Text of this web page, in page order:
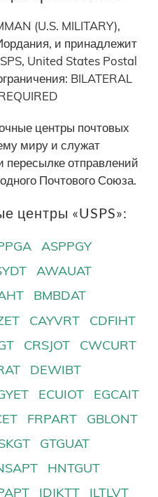
(U.S. MILITARY),
и принадлежит
United States Postal
BILATERAL
центры почтовых
миру и служат
пересылке отправлений
Почтового Союза.
центры «USPS»:
ASPPGY
AWAUAT
BMBDAT
CAYVRT
CDFIHT
CRSJOT
CWCURT
DEWIBT
ECUIOT
EGCAIT
FRPART
GBLONT
GTGUAT
HNTGUT
IDJKTT ILTLVT